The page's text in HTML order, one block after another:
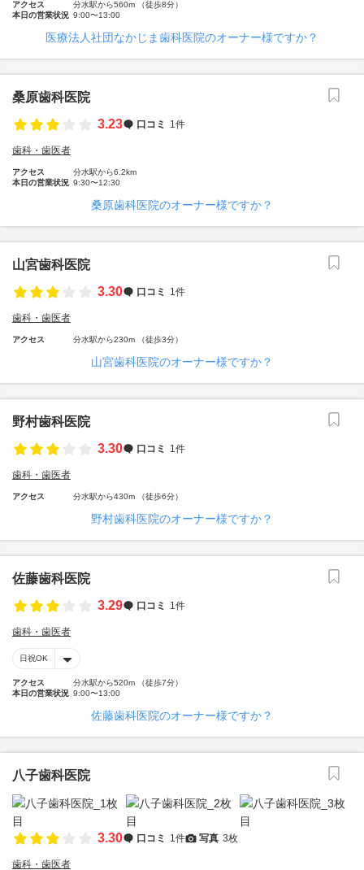
アクセス
分水駅から560m （徒歩8分）
本日の営業状況 9:00〜13:00
医療法人社団なかじま歯科医院のオーナー様ですか？
桑原歯科医院
3.23
口コミ 1件
歯科・歯医者
アクセス
分水駅から6.2km
本日の営業状況 9:30〜12:30
桑原歯科医院のオーナー様ですか？
山宮歯科医院
3.30
口コミ 1件
歯科・歯医者
アクセス 分水駅から230m （徒歩3分）
山宮歯科医院のオーナー様ですか？
野村歯科医院
3.30
口コミ 1件
歯科・歯医者
アクセス 分水駅から430m （徒歩6分）
野村歯科医院のオーナー様ですか？
佐藤歯科医院
3.29
口コミ 1件
歯科・歯医者
日祝OK
アクセス
分水駅から520m （徒歩7分）
本日の営業状況 9:00〜13:00
佐藤歯科医院のオーナー様ですか？
八子歯科医院
3.30 口コミ 1件 写真 3枚
歯科・歯医者